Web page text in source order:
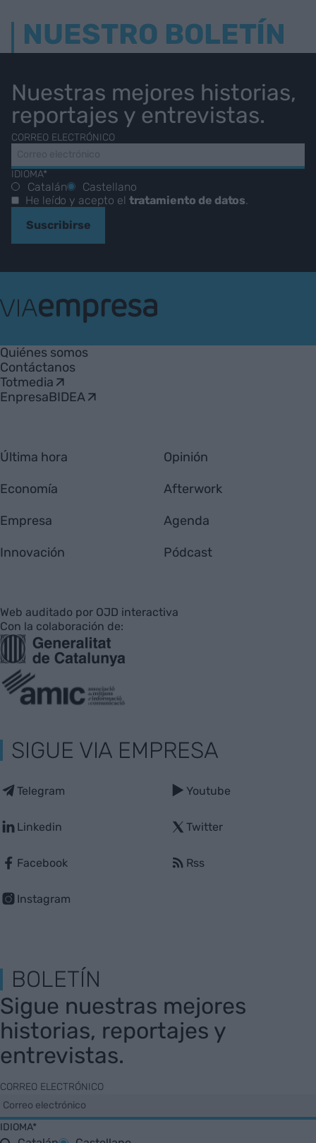
NUESTRO BOLETÍN
Nuestras mejores historias,
reportajes y entrevistas.
CORREO ELECTRÓNICO
IDIOMA*
Catalán
Castellano
He leído y acepto el tratamiento de datos
Suscribirse
Empresa
Quiénes somos
Contáctanos
Totmedia
EnpresaBIDEA
Última hora
Economía
Empresa
Innovación
Opinión
Afterwork
Agenda
Pódcast
Web auditado por OJD interactiva
Con la colaboración de:
SIGUE VIA EMPRESA
Telegram
Linkedin
Facebook
Instagram
Youtube
Twitter
Rss
BOLETÍN
Sigue nuestras mejores
historias, reportajes y
entrevistas.
CORREO ELECTRÓNICO
IDIOMA*